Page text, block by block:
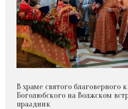
В храме святого благоверного
Боголюбского на Волжском
праздник